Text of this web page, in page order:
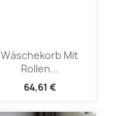
Wäschekorb Mit
Rollen...
64,61 €